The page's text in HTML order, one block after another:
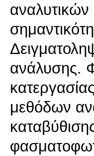
ανάλυσης.
μεθόδων